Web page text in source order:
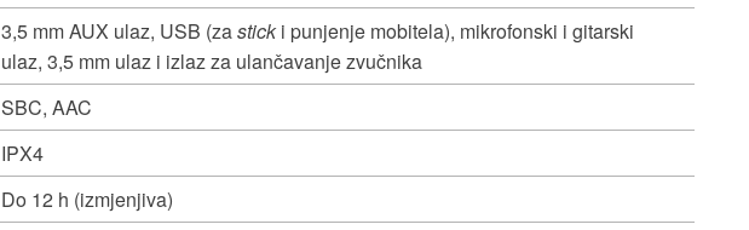
3,5 mm AUX ulaz, USB (zasticki punjenje mobitela), mikrofonski i gitarski
ulaz, 3,5 mm ulaz i izlaz za ulančavanje zvučnika
SBC, AAC
IPX4
Do 12 h (izmjenjiva)